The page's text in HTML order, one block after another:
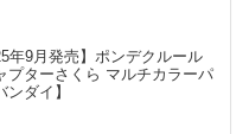
年9月発売】ポンデクルール
プターさくら マルチカラーパ
ダイ】